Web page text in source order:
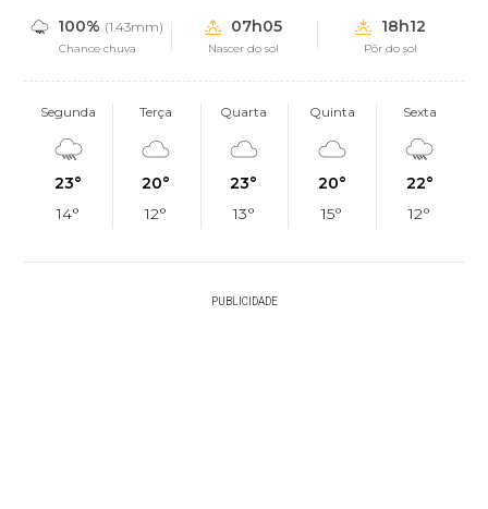
100% (1.43mm)
Chance chuva
07h05
Nascer do sol
18h12
Pôr do sol
Segunda
23°
14°
Terça
20°
12°
Quarta
23°
13°
Quinta
20°
15°
Sexta
22°
12°
PUBLICIDADE